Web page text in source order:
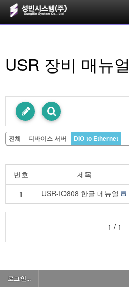
USR 장비 매뉴얼
전체 디바이스 서버 DIO to Ethernet
번호 제목
1
USR-IO808 한글 메뉴얼
1 / 1
로그인...